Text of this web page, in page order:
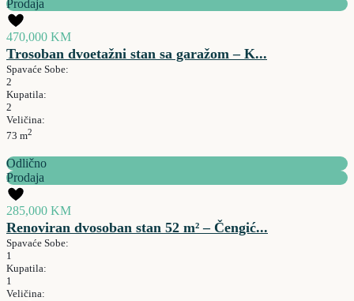
Prodaja
470,000 KM
Trosoban dvoetažni stan sa garažom – K...
Spavaće Sobe:
2
Kupatila:
2
Veličina:
73 m2
Odlično
Prodaja
285,000 KM
Renoviran dvosoban stan 52 m² – Čengić...
Spavaće Sobe:
1
Kupatila:
1
Veličina: